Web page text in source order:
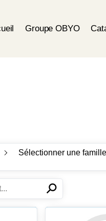
Groupe OBYO
Sélectionner une famille
✕⚲